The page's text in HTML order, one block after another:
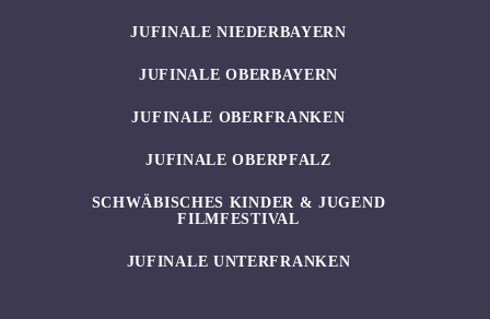
JUFINALE NIEDERBAYERN
JUFINALE OBERBAYERN
JUFINALE OBERFRANKEN
JUFINALE OBERPFALZ
SCHWÄBISCHES KINDER & JUGEND
FILMFESTIVAL
JUFINALE UNTERFRANKEN